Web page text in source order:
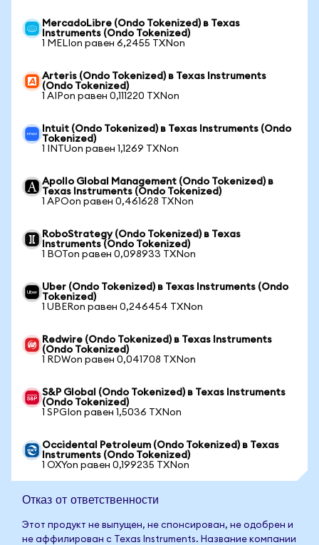
MercadoLibre (Ondo Tokenized) в Texas
Instruments (Ondo Tokenized)
1 MELIon равен 6,2455 TXNon
Arteris (Ondo Tokenized) в Texas Instruments
(Ondo Tokenized)
1 AIPon равен 0,111220 TXNon
Intuit (Ondo Tokenized) в Texas Instruments (Ondo
Tokenized)
1 INTUon равен 1,1269 TXNon
Apollo Global Management (Ondo Tokenized) в
Texas Instruments (Ondo Tokenized)
1 APOon равен 0,461628 TXNon
RoboStrategy (Ondo Tokenized) в Texas
Instruments (Ondo Tokenized)
1 BOTon равен 0,098933 TXNon
Uber (Ondo Tokenized) в Texas Instruments (Ondo
Tokenized)
1 UBERon равен 0,246454 TXNon
Redwire (Ondo Tokenized) в Texas Instruments
(Ondo Tokenized)
1 RDWon равен 0,041708 TXNon
S&P Global (Ondo Tokenized) в Texas Instruments
(Ondo Tokenized)
1 SPGIon равен 1,5036 TXNon
Occidental Petroleum (Ondo Tokenized) в Texas
Instruments (Ondo Tokenized)
1 OXYon равен 0,199235 TXNon
Отказ от ответственности
Этот продукт не выпущен, не спонсирован, не одобрен и
не аффилирован с Texas Instruments. Название компании